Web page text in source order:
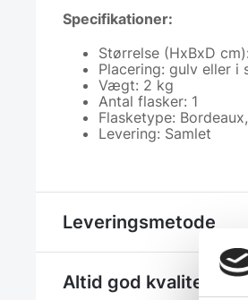
Specifikationer:
Størrelse (HxBxD
Placering: gulv eller i
Vægt: 2 kg
Antal flasker: 1
Flasketype:
Levering: Samlet
Leveringsmetode
Altid god kvalitet, se